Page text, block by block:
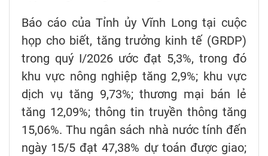
Báo cáo của Tỉnh ủy Vĩnh Long tại cuộc
họp cho biết, tăng trưởng kinh tế (GRDP)
trong quý I/2026 ước đạt 5,3%, trong đó
khu vực nông nghiệp tăng 2,9%; khu vực
dịch vụ tăng 9,73%; thương mại bán lẻ
tăng 12,09%; thông tin truyền thông tăng
15,06%. Thu ngân sách nhà nước tính đến
ngày 15/5 đạt 47,38% dự toán được giao;